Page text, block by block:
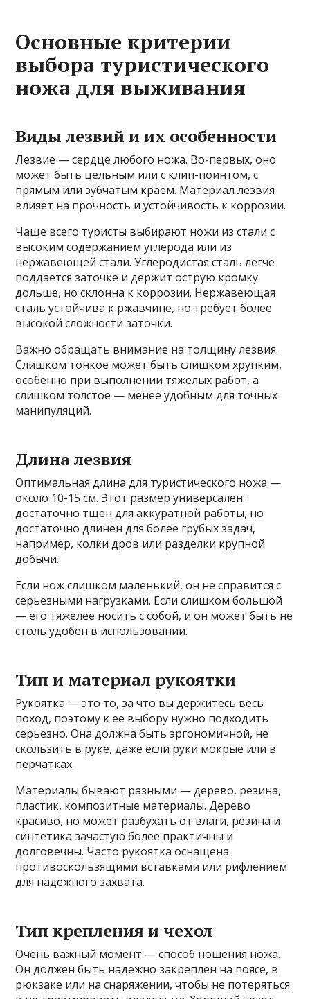
Основные критерии
выбора туристического
ножа для выживания
Виды лезвий и их особенности
Лезвие — сердце любого ножа. Во-первых, оно
может быть цельным или с клип-поинтом, с
прямым или зубчатым краем. Материал лезвия
влияет на прочность и устойчивость к коррозии.
Чаще всего туристы выбирают ножи из стали с
высоким содержанием углерода или из
нержавеющей стали. Углеродистая сталь легче
поддается заточке и держит острую кромку
дольше, но склонна к коррозии. Нержавеющая
сталь устойчива к ржавчине, но требует более
высокой сложности заточки.
Важно обращать внимание на толщину лезвия.
Слишком тонкое может быть слишком хрупким,
особенно при выполнении тяжелых работ, а
слишком толстое — менее удобным для точных
манипуляций.
Длина лезвия
Оптимальная длина для туристического ножа —
около 10-15 см. Этот размер универсален:
достаточно тщен для аккуратной работы, но
достаточно длинен для более грубых задач,
например, колки дров или разделки крупной
добычи.
Если нож слишком маленький, он не справится с
серьезными нагрузками. Если слишком большой
— его тяжелее носить с собой, и он может быть не
столь удобен в использовании.
Тип и материал рукоятки
Рукоятка — это то, за что вы держитесь весь
поход, поэтому к ее выбору нужно подходить
серьезно. Она должна быть эргономичной, не
скользить в руке, даже если руки мокрые или в
перчатках.
Материалы бывают разными — дерево, резина,
пластик, композитные материалы. Дерево
красиво, но может разбухать от влаги, резина и
синтетика зачастую более практичны и
долговечны. Часто рукоятка оснащена
противоскользящими вставками или рифлением
для надежного захвата.
Тип крепления и чехол
Очень важный момент — способ ношения ножа.
Он должен быть надежно закреплен на поясе, в
рюкзаке или на снаряжении, чтобы не потеряться